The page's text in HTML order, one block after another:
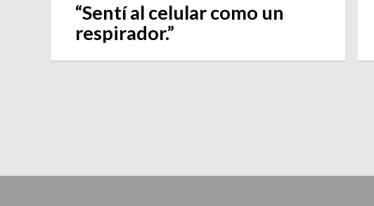
“Sentí al celular como un
respirador.”